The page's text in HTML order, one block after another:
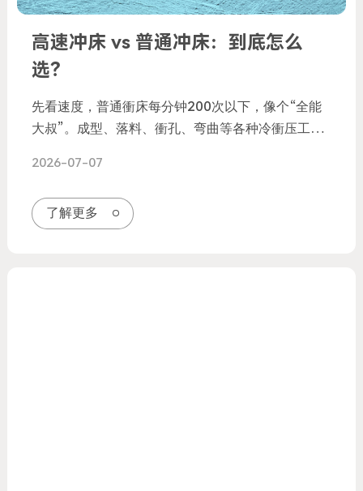
高速冲床 vs 普通冲床：到底怎么
选？
先看速度，普通衝床每分钟200次以下，像个“全能
大叔”。成型、落料、衝孔、弯曲等各种冷衝压工
以上，具备日本JIS特级精度。它是专为精密电子、
通信、电脑、家电等小型精密零件而生的“急速特
攻”。
2026-07-07
了解更多